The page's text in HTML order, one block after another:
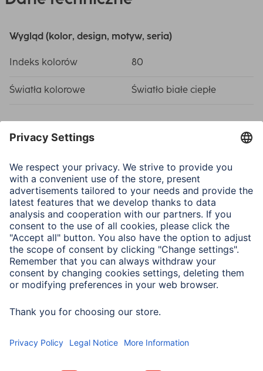
Wygląd (kolor, design, motyw, seria)
Indeks kolorów 80
Światła kolorowe Światło białe ciepłe
Właściwości elektrotechniczne
Czestotliwość sieci 50/60 Hz
EAR Reg.Nr. DE 38720470
Klasa energetyczna A-G F
Moc w trybie pracy 2 W
Napięcie wejściowe 220-240 V